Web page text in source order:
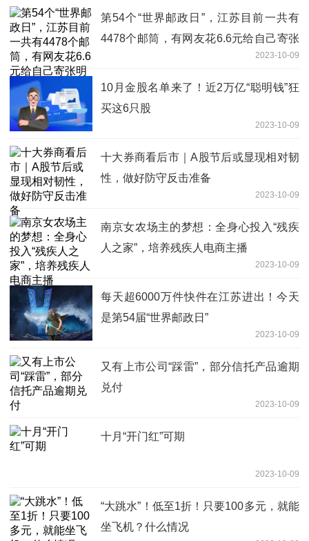
第54个“世界邮政日”，江苏目前一共有
4478个邮筒，有网友花6.6元给自己寄张
2023-10-09
10月金股名单来了！近2万亿“聪明钱”狂
买这6只股
2023-10-09
十大券商看后市｜A股节后或显现相对韧
性，做好防守反击准备
2023-10-09
南京女农场主的梦想：全身心投入“残疾
人之家”，培养残疾人电商主播
2023-10-09
每天超6000万件快件在江苏进出！今天
是第54届“世界邮政日”
2023-10-09
又有上市公司“踩雷”，部分信托产品逾期
兑付
2023-10-09
十月“开门红”可期
2023-10-09
“大跳水”！低至1折！只要100多元，就能
坐飞机？什么情况